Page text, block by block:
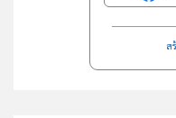
ส